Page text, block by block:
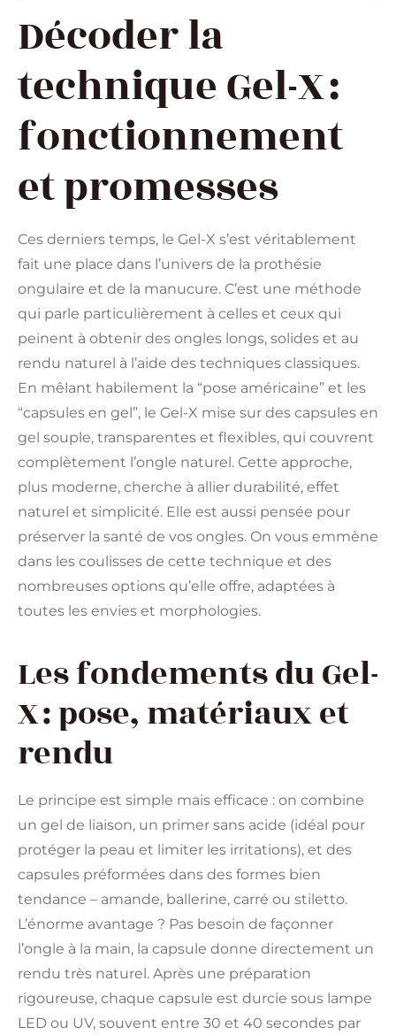
Décoder la
technique Gel-X :
fonctionnement
et promesses
Ces derniers temps, le Gel-X s’est véritablement
fait une place dans l’univers de la prothésie
ongulaire et de la manucure. C’est une méthode
qui parle particulièrement à celles et ceux qui
peinent à obtenir des ongles longs, solides et au
rendu naturel à l’aide des techniques classiques.
En mêlant habilement la “pose américaine” et les
“capsules en gel”, le Gel-X mise sur des capsules en
gel souple, transparentes et flexibles, qui couvrent
complètement l’ongle naturel. Cette approche,
plus moderne, cherche à allier durabilité, effet
naturel et simplicité. Elle est aussi pensée pour
préserver la santé de vos ongles. On vous emmène
dans les coulisses de cette technique et des
nombreuses options qu’elle offre, adaptées à
toutes les envies et morphologies.
Les fondements du Gel-
X : pose, matériaux et
rendu
Le principe est simple mais efficace : on combine
un gel de liaison, un primer sans acide (idéal pour
protéger la peau et limiter les irritations), et des
capsules préformées dans des formes bien
tendance – amande, ballerine, carré ou stiletto.
L’énorme avantage ? Pas besoin de façonner
l’ongle à la main, la capsule donne directement un
rendu très naturel. Après une préparation
rigoureuse, chaque capsule est durcie sous lampe
LED ou UV, souvent entre 30 et 40 secondes par